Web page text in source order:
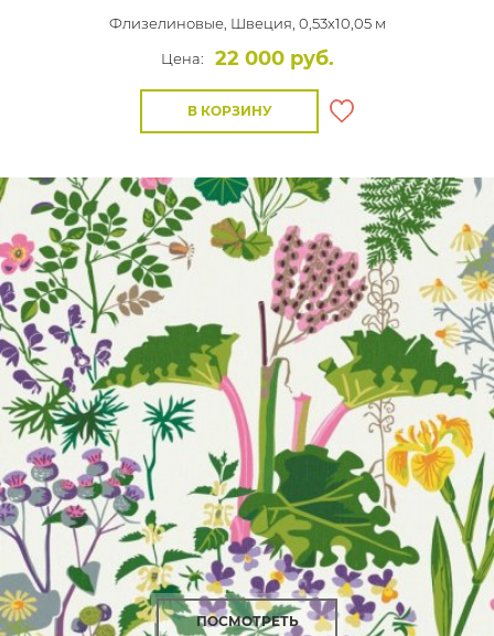
Флизелиновые, Швеция, 0,53x10,05 м
Цена:
22 000 руб.
В КОРЗИНУ
ПОСМОТРЕТЬ